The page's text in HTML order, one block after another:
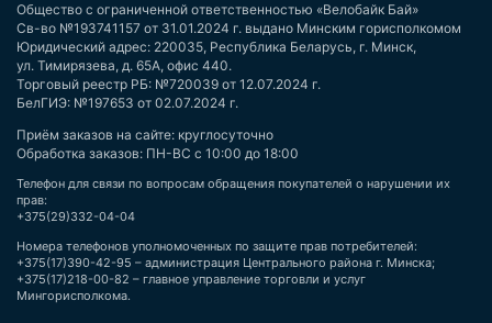
Общество с ограниченной ответственностью «Велобайк Бай»
Св-во №193741157 от 31.01.2024 г. выдано Минским горисполкомом
Юридический адрес: 220035, Республика Беларусь, г. Минск,
ул. Тимирязева, д. 65А, офис 440.
Торговый реестр РБ: №720039 от 12.07.2024 г.
БелГИЭ: №197653 от 02.07.2024 г.
Приём заказов на сайте: круглосуточно
Обработка заказов: ПН-ВС с 10:00 до 18:00
Телефон для связи по вопросам обращения покупателей о нарушении их
прав:
+375(29)332-04-04
Номера телефонов уполномоченных по защите прав потребителей:
+375(17)390-42-95 – администрация Центрального района г. Минска;
+375(17)218-00-82 – главное управление торговли и услуг
Мингорисполкома.